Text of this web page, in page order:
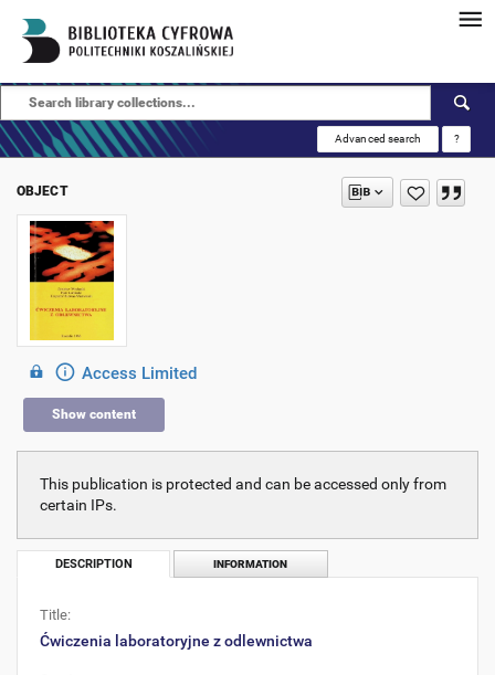
Advanced search ?
OBJECT
Access Limited
Show content
This publication is protected and can be accessed only from
certain IPs.
DESCRIPTION INFORMATION
Title:
Ćwiczenia laboratoryjne z odlewnictwa